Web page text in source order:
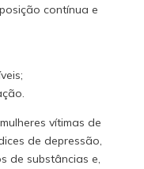
contínua e
vítimas de
de depressão,
de substâncias e,